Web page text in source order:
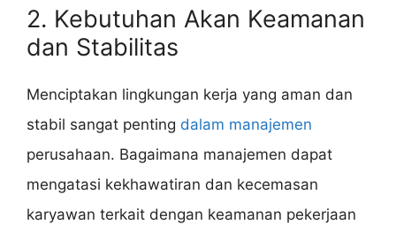
2. Kebutuhan Akan Keamanan
dan Stabilitas
Menciptakan lingkungan kerja yang aman dan
stabil sangat penting dalam manajemen
perusahaan. Bagaimana manajemen dapat
mengatasi kekhawatiran dan kecemasan
karyawan terkait dengan keamanan pekerjaan